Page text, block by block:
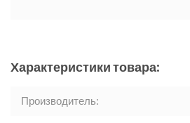
Характеристики товара:
Производитель: